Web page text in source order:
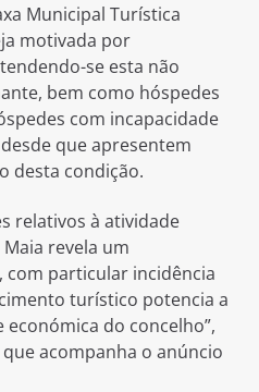
Municipal Turística
motivada por
se esta não
bem como hóspedes
com incapacidade
que apresentem
desta condição.
relativos à atividade
revela um
com particular incidência
turístico potencia a
do concelho”,
acompanha o anúncio